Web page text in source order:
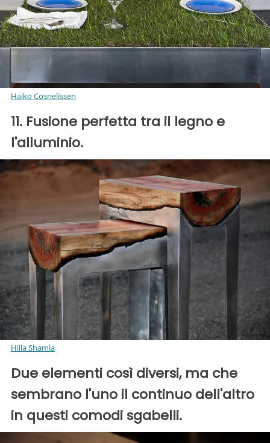
Haiko Cosnelissen
11. Fusione perfetta tra il legno e
l'alluminio.
Hilla Shamia
Due elementi così diversi, ma che
sembrano l'uno il continuo dell'altro
in questi comodi sgabelli.